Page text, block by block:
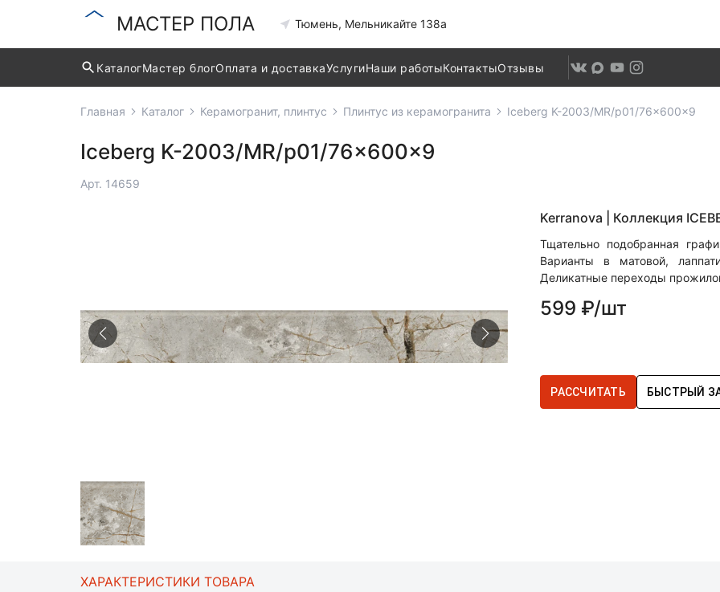
МАСТЕР ПОЛА Тюмень, Мельникайте 138а
КаталогМастер блогОплата и доставкаУслугиНаши работыКонтактыОтзывы
Главная Каталог Керамогранит, плинтус Плинтус из керамогранита Iceberg K-2003/MR/p01/76x600x9
Iceberg K-2003/MR/p01/76x600x9
Арт. 14659
Kerranova | Коллекция
Тщательно подобранная
Варианты в матовой,
Деликатные переходы
599 ₽/шт
РАССЧИТАТЬ БЫСТРЫЙ
ХАРАКТЕРИСТИКИ ТОВАРА